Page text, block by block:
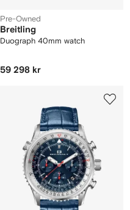
Pre-Owned
Breitling
Duograph 40mm watch
59 298 kr